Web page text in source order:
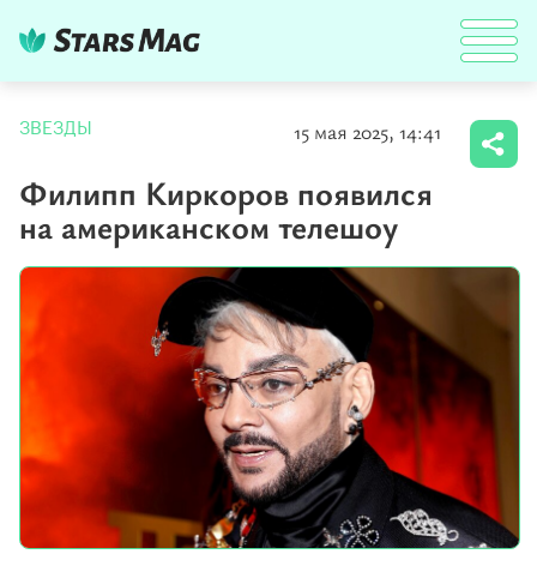
ЗВЕЗДЫ 15 мая 2025, 14:41
Филипп Киркоров появился
на американском телешоу